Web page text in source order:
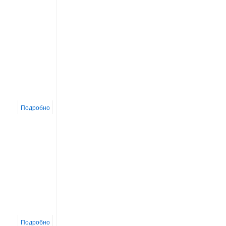
Подробно
Подробно